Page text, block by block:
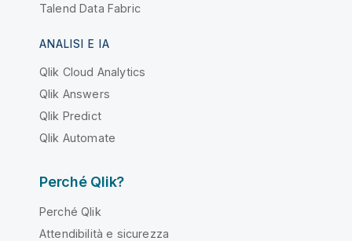
Talend Data Fabric
ANALISI E IA
Qlik Cloud Analytics
Qlik Answers
Qlik Predict
Qlik Automate
Perché Qlik?
Perché Qlik
Attendibilità e sicurezza